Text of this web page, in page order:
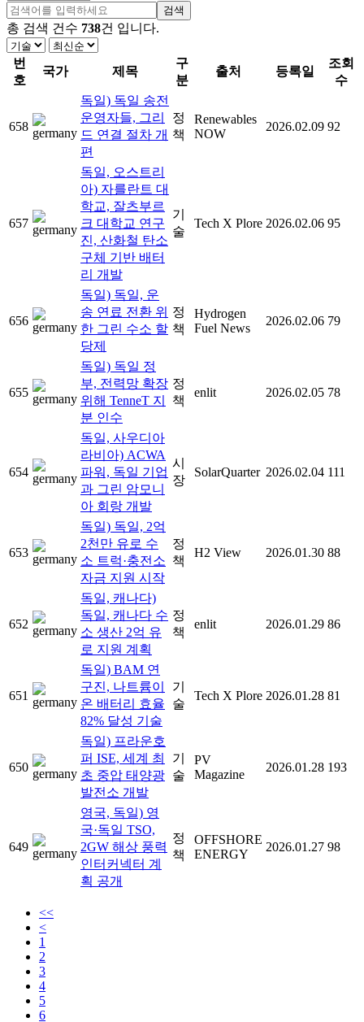
검색
총 검색 건수 738건 입니다.
번
호
국가 제목
구
분
출처 등록일
조회
수
658
독일) 독일 송전
운영자들, 그리
드 연결 절차 개
편
정
책
Renewables
NOW
2026.02.09 92
657
독일, 오스트리
아) 자를란트 대
학교, 잘츠부르
크 대학교 연구
진, 산화철 탄소
구체 기반 배터
리 개발
기
술
Tech X Plore 2026.02.06 95
656
독일) 독일, 운
송 연료 전환 위
한 그린 수소 할
당제
정
책
Hydrogen
Fuel News
2026.02.06 79
655
독일) 독일 정
부, 전력망 확장
위해 TenneT 지
분 인수
정
책
enlit 2026.02.05 78
654
독일, 사우디아
라비아) ACWA
파워, 독일 기업
과 그린 암모니
아 회랑 개발
시
장
SolarQuarter 2026.02.04 111
653
독일) 독일, 2억
2천만 유로 수
소 트럭·충전소
자금 지원 시작
정
책
H2 View 2026.01.30 88
652
독일, 캐나다)
독일, 캐나다 수
소 생산 2억 유
로 지원 계획
정
책
enlit 2026.01.29 86
651
독일) BAM 연
구진, 나트륨이
온 배터리 효율
82% 달성 기술
기
술
Tech X Plore 2026.01.28 81
650
독일) 프라운호
퍼 ISE, 세계 최
초 중압 태양광
발전소 개발
기
술
PV
Magazine
2026.01.28 193
649
영국, 독일) 영
국·독일 TSO,
2GW 해상 풍력
인터커넥터 계
획 공개
정
책
OFFSHORE
ENERGY
2026.01.27 98
<<
<
1
2
3
4
5
6